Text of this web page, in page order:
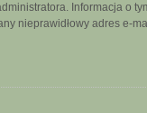
Informacja o
nieprawidłowy adres e-